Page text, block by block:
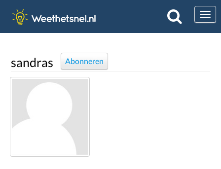
sandras Abonneren